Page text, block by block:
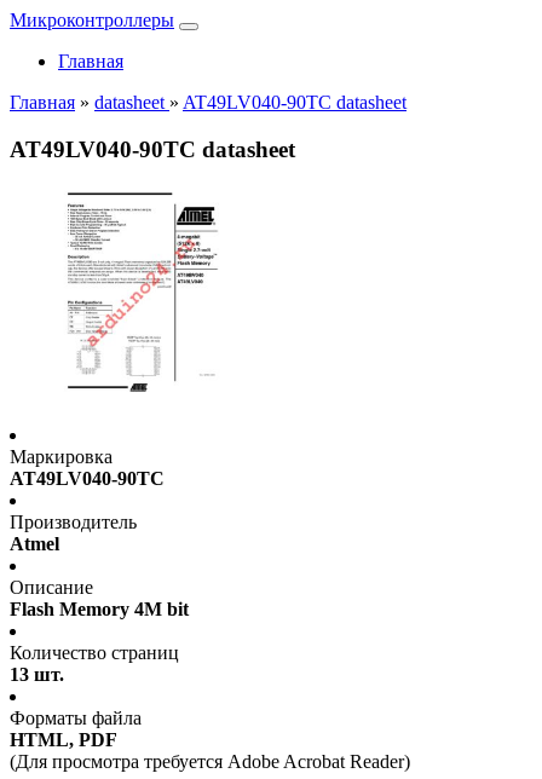
Микроконтроллеры
Главная
Главная » datasheet » AT49LV040-90TC datasheet
AT49LV040-90TC datasheet
Маркировка
AT49LV040-90TC
Производитель
Atmel
Описание
Flash Memory 4M bit
Количество страниц
13 шт.
Форматы файла
HTML, PDF
(Для просмотра требуется Adobe Acrobat Reader)